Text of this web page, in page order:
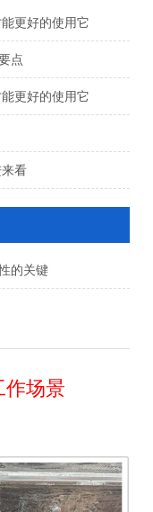
更好的使用它
点
更好的使用它
看
的关键
作场景